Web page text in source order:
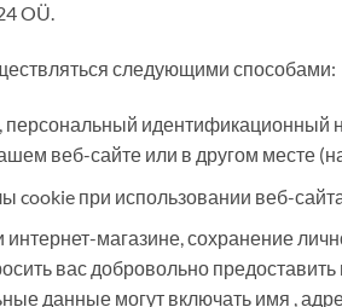
OÜ.
следующими способами:
идентификационный
веб-сайте или в другом месте
cookie при использовании веб-
магазине, сохранение
вас добровольно
данные могут включать имя ,